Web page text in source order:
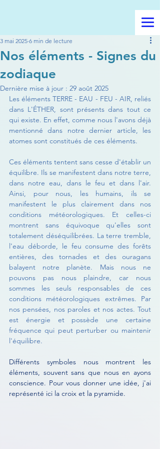
Nos éléments - Signes du
zodiaque
3 mai 2025 6 min de lecture
Dernière mise à jour : 29 août 2025
Les éléments TERRE - EAU - FEU - AIR, reliés
dans L'ÉTHER, sont présents dans tout ce
qui existe. En effet, comme nous l'avons déjà
mentionné dans notre dernier article, les
atomes sont constitués de ces éléments.
Ces éléments tentent sans cesse d'établir un
équilibre. Ils se manifestent dans notre terre,
dans notre eau, dans le feu et dans l'air.
Ainsi, pour nous, les humains, ils se
manifestent le plus clairement dans nos
conditions météorologiques. Et celles-ci
montrent sans équivoque qu'elles sont
totalement déséquilibrées. La terre tremble,
l'eau déborde, le feu consume des forêts
entières, des tornades et des ouragans
balayent notre planète. Mais nous ne
pouvons pas nous plaindre, car nous
sommes les seuls responsables de ces
conditions météorologiques extrêmes. Par
nos pensées, nos paroles et nos actes. Tout
est énergie et possède une certaine
fréquence qui peut perturber ou maintenir
l'équilibre.
Différents symboles nous montrent les
éléments, souvent sans que nous en ayons
conscience. Pour vous donner une idée, j'ai
représenté ici la croix et la pyramide.